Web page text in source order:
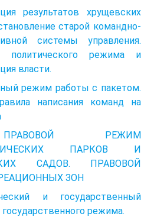
результатов хрущевских
старой командно-
системы управления.
политического режима и
власти.
режим работы с пакетом.
написания команд на
РЕЖИМ
ПАРКОВ И
САДОВ. ПРАВОВОЙ
ЗОН
и государственный
режима.